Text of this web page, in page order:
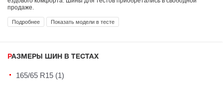
продаже.
Подробнее Показать модели в тесте
РАЗМЕРЫ ШИН В ТЕСТАХ
165/65 R15 (1)